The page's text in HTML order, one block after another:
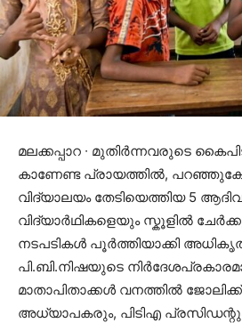
മലക്കപ്പാറ ∙ മുതിർന്നവരുടെ
കാണേണ്ട പ്രായത്തിൽ,
വിദ്യാലയം തേടിയെത്തിയ 5
വിദ്യാർഥികളെയും സ്കൂളിൽ
നടപടികൾ പൂർത്തിയാക്കി
പി.ബി.നിഷയുടെ
മാതാപിതാക്കൾ വനത്തിൽ
അധ്യാപകരും, പിടിഎ